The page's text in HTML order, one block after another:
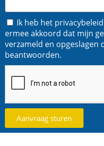
Ik heb het
ermee akkoord dat mijn
verzameld en opgeslagen
beantwoorden.
Aanvraag sturen